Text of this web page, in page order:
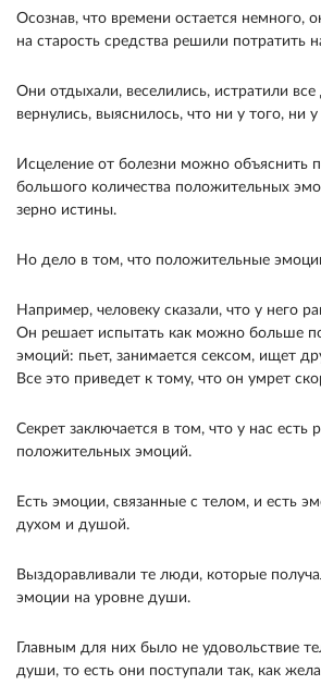
Осознав, что времени остается немного,
на старость средства решили потратить
Они отдыхали, веселились, истратили все
вернулись, выяснилось, что ни у того, ни
Исцеление от болезни можно объяснить
большого количества положительных
зерно истины.
Но дело в том, что положительные
Например, человеку сказали, что у него
Он решает испытать как можно больше
эмоций: пьет, занимается сексом, ищет
Все это приведет к тому, что он умрет
Секрет заключается в том, что у нас есть
положительных эмоций.
Есть эмоции, связанные с телом, и есть
духом и душой.
Выздоравливали те люди, которые
эмоции на уровне души.
Главным для них было не удовольствие
души, то есть они поступали так, как